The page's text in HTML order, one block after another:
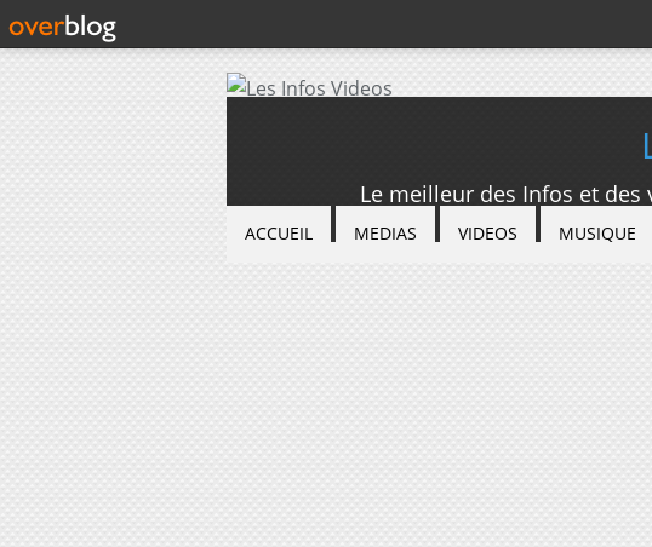
Le meilleur des Infos et
ACCUEIL MEDIAS VIDEOS MUSIQUE